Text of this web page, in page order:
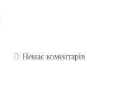
Немає коментарів